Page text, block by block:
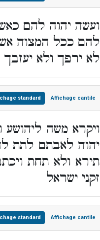
ועשה יהוה להם
להם ככל המצוה
לא ירפך ולא יעזבך
standard Affichage cantile
ויקרא משה
יהוה לאבתם לתת
תירא ולא תחת
זקני ישראל
standard Affichage cantile